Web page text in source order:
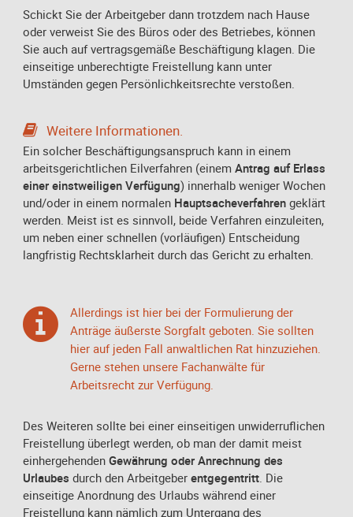
Schickt Sie der Arbeitgeber dann trotzdem nach Hause
oder verweist Sie des Büros oder des Betriebes, können
Sie auch auf vertragsgemäße Beschäftigung klagen. Die
einseitige unberechtigte Freistellung kann unter
Umständen gegen Persönlichkeitsrechte verstoßen.
Weitere Informationen.
Ein solcher Beschäftigungsanspruch kann in einem
arbeitsgerichtlichen Eilverfahren (einem Antrag auf Erlass
einer einstweiligen Verfügung) innerhalb weniger Wochen
und/oder in einem normalen Hauptsacheverfahrengeklärt
werden. Meist ist es sinnvoll, beide Verfahren einzuleiten,
um neben einer schnellen (vorläufigen) Entscheidung
langfristig Rechtsklarheit durch das Gericht zu erhalten.
Allerdings ist hier bei der Formulierung der
Anträge äußerste Sorgfalt geboten. Sie sollten
hier auf jeden Fall anwaltlichen Rat hinzuziehen.
Gerne stehen unsere Fachanwälte für
Arbeitsrecht zur Verfügung.
Des Weiteren sollte bei einer einseitigen unwiderruflichen
Freistellung überlegt werden, ob man der damit meist
einhergehenden Gewährung oder Anrechnung des
Urlaubes durch den Arbeitgeberentgegentritt. Die
einseitige Anordnung des Urlaubs während einer
Freistellung kann nämlich zum Untergang des